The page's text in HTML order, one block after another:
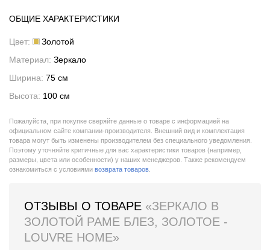
ОБЩИЕ ХАРАКТЕРИСТИКИ
Цвет:
Золотой
Материал: Зеркало
Ширина: 75 см
Высота: 100 см
Пожалуйста, при покупке сверяйте данные о товаре с информацией на
официальном сайте компании-производителя. Внешний вид и комплектация
товара могут быть изменены производителем без специального уведомления.
Поэтому уточняйте критичные для вас характеристики товаров (например,
размеры, цвета или особенности) у наших менеджеров. Также рекомендуем
ознакомиться с условиями возврата товаров
ОТЗЫВЫ О ТОВАРЕ «ЗЕРКАЛО В
ЗОЛОТОЙ РАМЕ БЛЕЗ, ЗОЛОТОЕ -
LOUVRE HOME»